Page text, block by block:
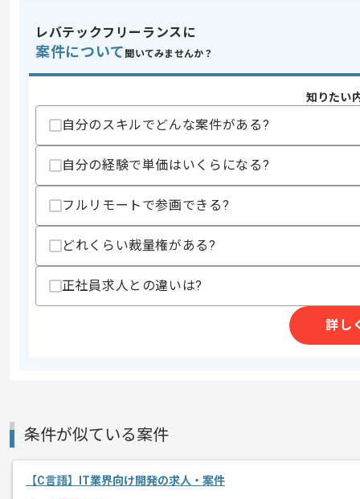
求めるスキル
・自動車業界経験
スキルに不安がある方へ
上記に似た経験やスキルをお持ちであれば申
商談回数
2025/02/03
エージェントからのコ
メント
自動車メーカー向けにサウンドシステ
決まった作業だけを淡々とこなすシス
レバテックフリーランスに
案件について 聞いてみませんか？
知りたい
自分のスキルでどんな案件がある?
自分の経験で単価はいくらになる?
フルリモートで参画できる?
どれくらい裁量権がある?
正社員求人との違いは?
詳し
条件が似ている案件
【C言語】IT業界向け開発の求人・案件